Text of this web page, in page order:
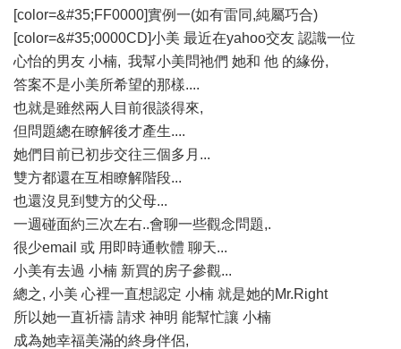
[color=&#35;FF0000]實例一(如有雷同,純屬巧合)
[color=&#35;0000CD]小美 最近在yahoo交友 認識一位
心怡的男友 小楠, 我幫小美問祂們 她和 他 的緣份,
答案不是小美所希望的那樣....
也就是雖然兩人目前很談得來,
但問題總在瞭解後才產生....
她們目前已初步交往三個多月...
雙方都還在互相瞭解階段...
也還沒見到雙方的父母...
一週碰面約三次左右..會聊一些觀念問題,.
很少email 或 用即時通軟體 聊天...
小美有去過 小楠 新買的房子參觀...
總之, 小美 心裡一直想認定 小楠 就是她的Mr.Right
所以她一直祈禱 請求 神明 能幫忙讓 小楠
成為她幸福美滿的終身伴侶,